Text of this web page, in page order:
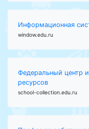
Информационная
window.edu.ru
Федеральный центр
ресурсов
school-collection.edu.ru